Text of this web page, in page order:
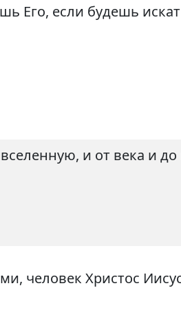
Его, если будешь
и от века и
человек Христос